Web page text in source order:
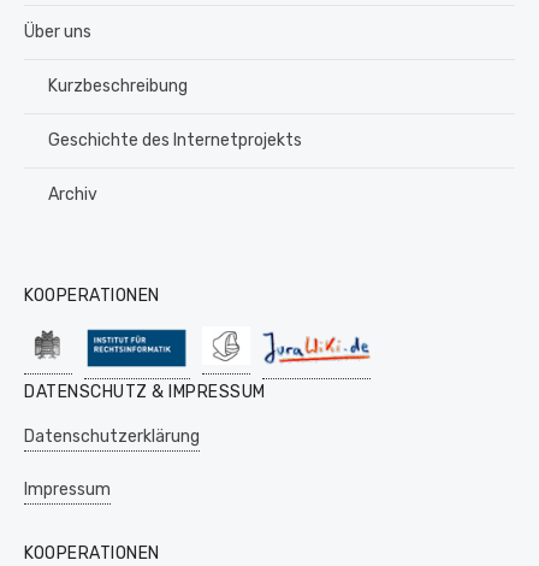
Über uns
Kurzbeschreibung
Geschichte des Internetprojekts
Archiv
KOOPERATIONEN
DATENSCHUTZ & IMPRESSUM
Datenschutzerklärung
Impressum
KOOPERATIONEN